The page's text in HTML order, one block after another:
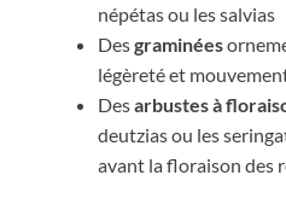
népétas ou les salvias
Desgraminées
légèreté et
Desarbustes à
deutzias ou les
avant la floraison des